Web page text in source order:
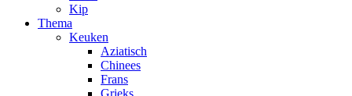
Kip
Thema
Keuken
Aziatisch
Chinees
Frans
Grieks